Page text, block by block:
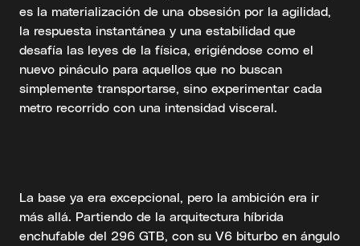
es la materialización de una obsesión por la agilidad,
la respuesta instantánea y una estabilidad que
desafía las leyes de la física, erigiéndose como el
nuevo pináculo para aquellos que no buscan
simplemente transportarse, sino experimentar cada
metro recorrido con una intensidad visceral.
La base ya era excepcional, pero la ambición era ir
más allá. Partiendo de la arquitectura híbrida
enchufable del 296 GTB, con su V6 biturbo en ángulo